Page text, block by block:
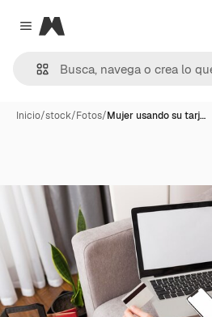
Close menu
Magnific
Inicio/stock/Fotos/Mujer usando su tarj…